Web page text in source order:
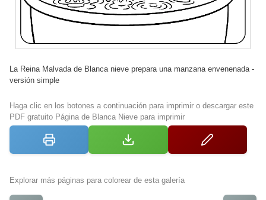
La Reina Malvada de Blanca nieve prepara una manzana envenenada -
versión simple
Haga clic en los botones a continuación para imprimir o descargar este
PDF gratuito Página de Blanca Nieve para imprimir
Explorar más páginas para colorear de esta galería